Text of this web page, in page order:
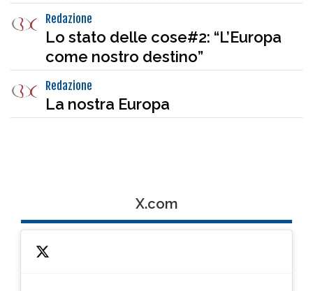
Redazione
Lo stato delle cose#2: “L’Europa
come nostro destino”
Redazione
La nostra Europa
X.com